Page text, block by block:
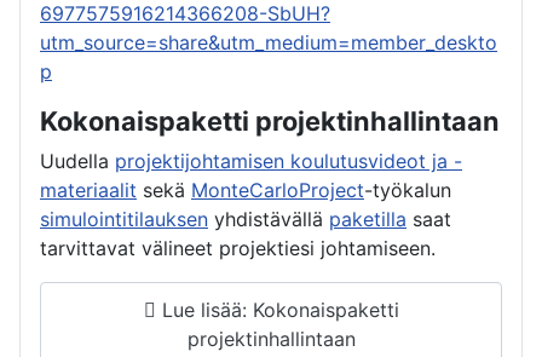
6977575916214366208-SbUH?
utm_source=share&utm_medium=member_deskto
p
Kokonaispaketti projektinhallintaan
Uudella projektijohtamisen koulutusvideot ja -
materiaalit sekä MonteCarloProject-työkalun
simulointitilauksen yhdistävällä paketilla saat
tarvittavat välineet projektiesi johtamiseen.
Lue lisää: Kokonaispaketti
projektinhallintaan